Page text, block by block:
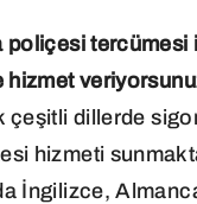
poliçesi tercümesi
hizmet
çeşitli dillerde
hizmeti
İngilizce,